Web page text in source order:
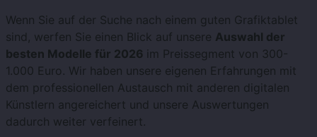
Wenn Sie auf der Suche nach einem guten Grafiktablet
sind, werfen Sie einen Blick auf unsere Auswahl der
besten Modelle für 2026 im Preissegment von 300-
1.000 Euro. Wir haben unsere eigenen Erfahrungen mit
dem professionellen Austausch mit anderen digitalen
Künstlern angereichert und unsere Auswertungen
dadurch weiter verfeinert.